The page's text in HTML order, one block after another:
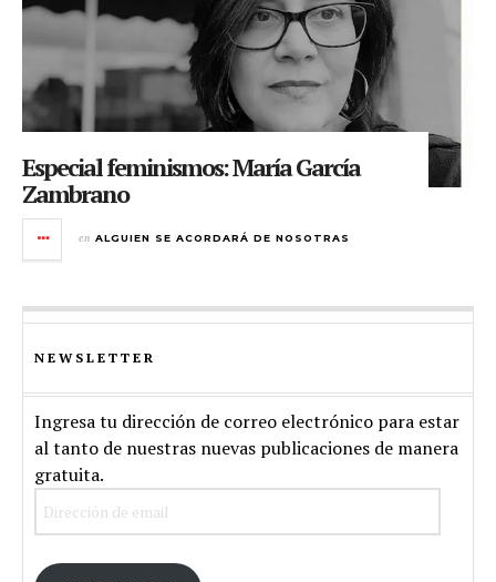
Especial feminismos: María García
Zambrano
en ALGUIEN SE ACORDARÁ DE NOSOTRAS
NEWSLETTER
Ingresa tu dirección de correo electrónico para estar
al tanto de nuestras nuevas publicaciones de manera
gratuita.